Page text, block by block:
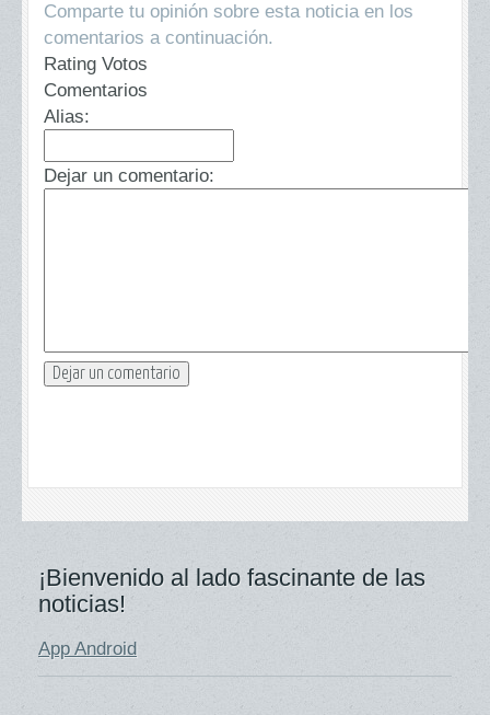
Comparte tu opinión sobre esta noticia en los
comentarios a continuación.
Rating Votos
Comentarios
Alias:
Dejar un comentario:
¡Bienvenido al lado fascinante de las
noticias!
App Android